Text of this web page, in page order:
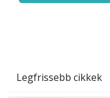
Legfrissebb cikkek